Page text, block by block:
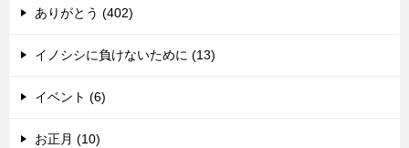
ありがとう (402)
イノシシに負けないために (13)
イベント (6)
お正月 (10)